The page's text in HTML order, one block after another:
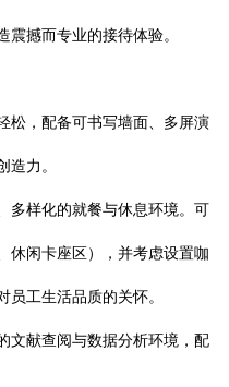
撼而专业的接待体验。
松，配备可书写墙面、多屏演
力。
多样化的就餐与休息环境。可
休闲卡座区），并考虑设置咖
工生活品质的关怀。
文献查阅与数据分析环境，配